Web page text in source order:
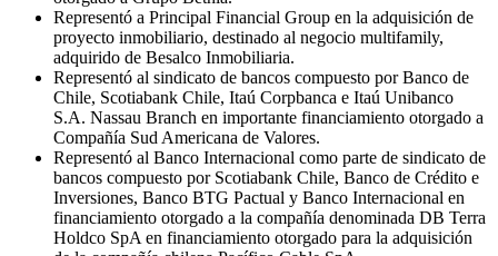
Representó a Principal Financial Group en la adquisición de
proyecto inmobiliario, destinado al negocio multifamily,
adquirido de Besalco Inmobiliaria.
Representó al sindicato de bancos compuesto por Banco de
Chile, Scotiabank Chile, Itaú Corpbanca e Itaú Unibanco
S.A. Nassau Branch en importante financiamiento otorgado a
Compañía Sud Americana de Valores.
Representó al Banco Internacional como parte de sindicato de
bancos compuesto por Scotiabank Chile, Banco de Crédito e
Inversiones, Banco BTG Pactual y Banco Internacional en
financiamiento otorgado a la compañía denominada DB Terra
Holdco SpA en financiamiento otorgado para la adquisición